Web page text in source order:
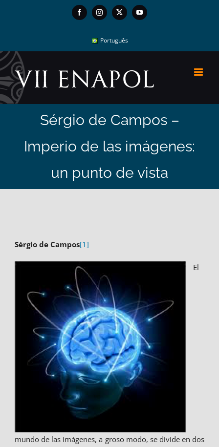
FacebookInstagram
X YouTube
Português
Sérgio de Campos –
Imperio de las imágenes:
un punto de vista
Sérgio de Campos[1]
El
mundo de las imágenes, a groso modo, se divide en dos